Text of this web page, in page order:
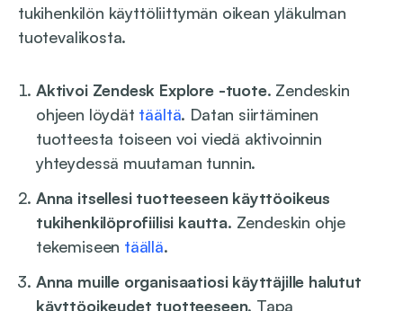
tukihenkilön käyttöliittymän oikean yläkulman
tuotevalikosta.
Aktivoi Zendesk Explore -tuote. Zendeskin
ohjeen löydät täältä. Datan siirtäminen
tuotteesta toiseen voi viedä aktivoinnin
yhteydessä muutaman tunnin.
Anna itsellesi tuotteeseen käyttöoikeus
tukihenkilöprofiilisi kautta. Zendeskin ohje
tekemiseen täällä.
Anna muille organisaatiosi käyttäjille halutut
käyttöoikeudet tuotteeseen. Tapa